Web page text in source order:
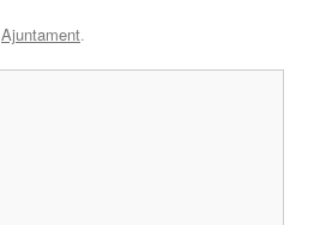
Ajuntament.